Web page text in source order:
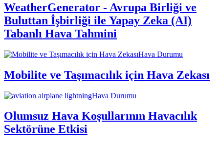
WeatherGenerator - Avrupa Birliği ve
Buluttan İşbirliği ile Yapay Zeka (AI)
Tabanlı Hava Tahmini
Hava Durumu
Mobilite ve Taşımacılık için Hava Zekası
Hava Durumu
Olumsuz Hava Koşullarının Havacılık
Sektörüne Etkisi